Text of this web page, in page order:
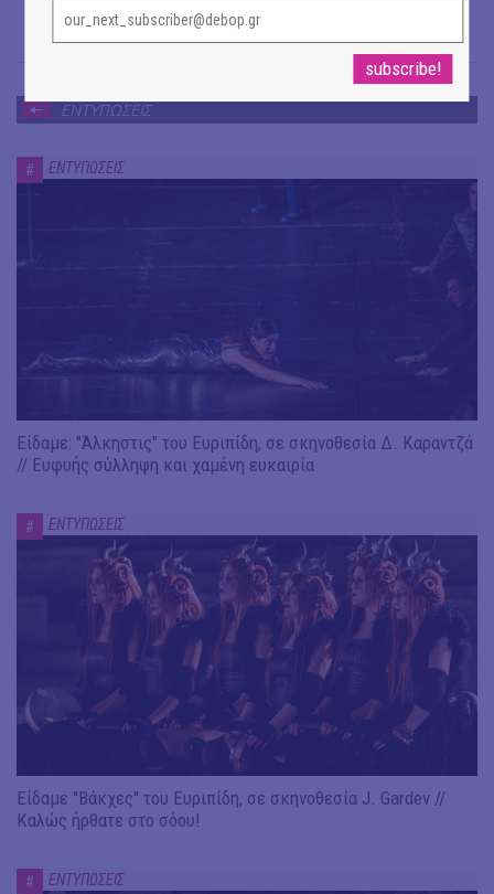
ΕΝΤΥΠΩΣΕΙΣ
# ΕΝΤΥΠΩΣΕΙΣ
Είδαμε: "Άλκηστις" του Ευριπίδη, σε σκηνοθεσία Δ. Καραντζά
// Ευφυής σύλληψη και χαμένη ευκαιρία
# ΕΝΤΥΠΩΣΕΙΣ
Είδαμε "Βάκχες" του Ευριπίδη, σε σκηνοθεσία J. Gardev //
Καλώς ήρθατε στο σόου!
# ΕΝΤΥΠΩΣΕΙΣ